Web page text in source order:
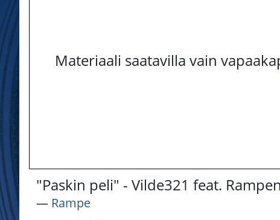
Materiaali saatavilla vain
"Paskin peli" - Vilde321 feat.
― Rampe